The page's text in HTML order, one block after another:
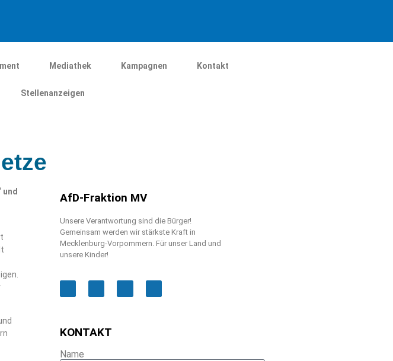
Mediathek Kampagnen Kontakt
Stellenanzeigen
AfD-Fraktion MV
Unsere Verantwortung sind die Bürger!
Gemeinsam werden wir stärkste Kraft in
Mecklenburg-Vorpommern. Für unser Land und
unsere Kinder!
KONTAKT
Name